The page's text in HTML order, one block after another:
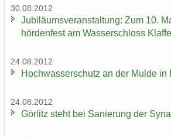
30.08.2012
Ju­bi­lä­ums­ver­an­stal­tung: Zum 10.
hör­den­fest am Was­ser­schloss
24.08.2012
Hoch­was­ser­schutz an der Mulde in
24.08.2012
Gör­litz steht bei Sa­nie­rung der